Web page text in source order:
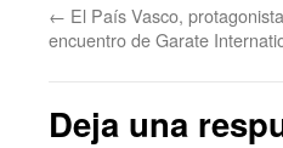
← El País Vasco,
encuentro de Garate
Deja una